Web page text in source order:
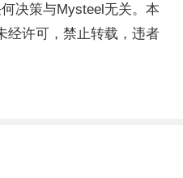
决策与Mysteel无关。本
经许可，禁止转载，违者